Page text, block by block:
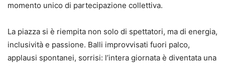
momento unico di partecipazione collettiva.
La piazza si è riempita non solo di spettatori, ma di energia,
inclusività e passione. Balli improvvisati fuori palco,
applausi spontanei, sorrisi: l’intera giornata è diventata una